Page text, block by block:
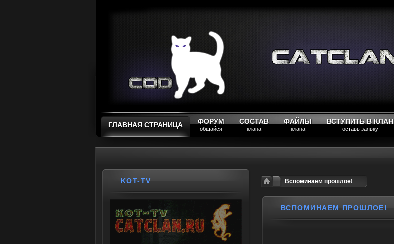
ГЛАВНАЯ СТРАНИЦА ФОРУМ
общайся
СОСТАВ
клана
ФАЙЛЫ
клана
ВСТУПИТЬ В КЛАН
оставь заявку
Вспоминаем прошлое!
ВСПОМИНАЕМ ПРОШЛОЕ!
KOT-TV